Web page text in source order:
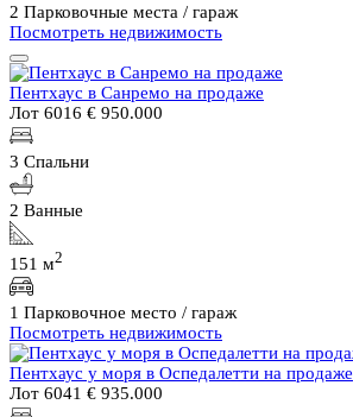
2 Парковочные места / гараж
Посмотреть недвижимость
Пентхаус в Санремо на продаже
Лот 6016 € 950.000
3 Спальни
2 Ванные
151 м2
1 Парковочное место / гараж
Посмотреть недвижимость
Пентхаус у моря в Оспедалетти на продаже
Лот 6041 € 935.000